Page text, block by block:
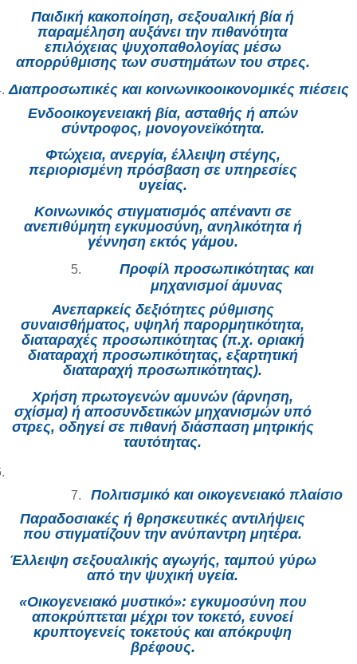
Παιδική κακοποίηση, σεξουαλική βία ή
παραμέληση αυξάνει την πιθανότητα
επιλόχειας ψυχοπαθολογίας μέσω
απορρύθμισης των συστημάτων του στρες.
Διαπροσωπικές και κοινωνικοοικονομικές πιέσεις
Ενδοοικογενειακή βία, ασταθής ή απών
σύντροφος, μονογονεϊκότητα.
Φτώχεια, ανεργία, έλλειψη στέγης,
περιορισμένη πρόσβαση σε υπηρεσίες
υγείας.
Κοινωνικός στιγματισμός απέναντι σε
ανεπιθύμητη εγκυμοσύνη, ανηλικότητα ή
γέννηση εκτός γάμου.
Προφίλ προσωπικότητας και
μηχανισμοί άμυνας
Ανεπαρκείς δεξιότητες ρύθμισης
συναισθήματος, υψηλή παρορμητικότητα,
διαταραχές προσωπικότητας (π.χ. οριακή
διαταραχή προσωπικότητας, εξαρτητική
διαταραχή προσωπικότητας).
Χρήση πρωτογενών αμυνών (άρνηση,
σχίσμα) ή αποσυνδετικών μηχανισμών υπό
στρες, οδηγεί σε πιθανή διάσπαση μητρικής
ταυτότητας.
Πολιτισμικό και οικογενειακό πλαίσιο
Παραδοσιακές ή θρησκευτικές αντιλήψεις
που στιγματίζουν την ανύπαντρη μητέρα.
Έλλειψη σεξουαλικής αγωγής, ταμπού γύρω
από την ψυχική υγεία.
«Οικογενειακό μυστικό»: εγκυμοσύνη που
αποκρύπτεται μέχρι τον τοκετό, ευνοεί
κρυπτογενείς τοκετούς και απόκρυψη
βρέφους.